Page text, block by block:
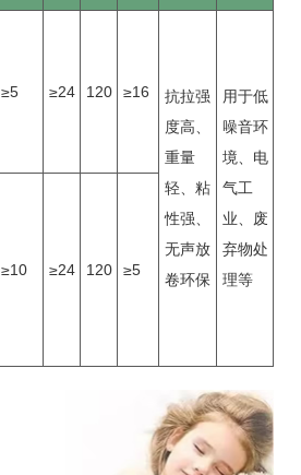
≥5 ≥24 120 ≥16
抗拉强
度高、
重量
轻、粘
性强、
无声放
卷环保
用于低
噪音环
境、电
气工
业、废
弃物处
理等
≥10 ≥24 120 ≥5